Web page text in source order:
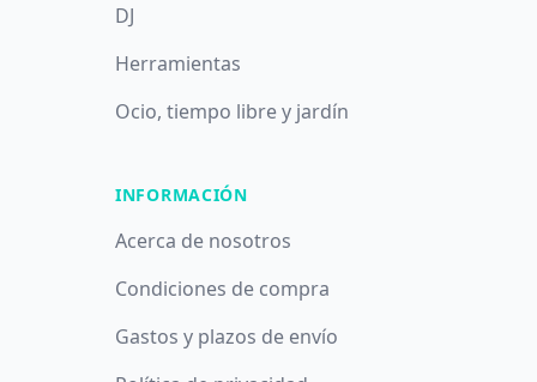
DJ
Herramientas
Ocio, tiempo libre y jardín
INFORMACIÓN
Acerca de nosotros
Condiciones de compra
Gastos y plazos de envío